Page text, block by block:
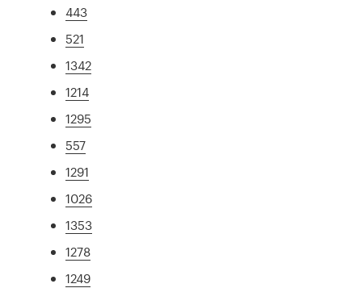
443
521
1342
1214
1295
557
1291
1026
1353
1278
1249